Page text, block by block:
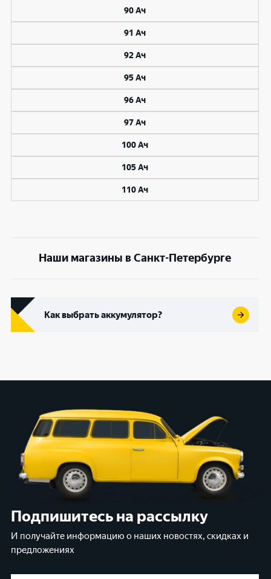
90 Ач
91 Ач
92 Ач
95 Ач
96 Ач
97 Ач
100 Ач
105 Ач
110 Ач
Наши магазины в Санкт-Петербурге
Как выбрать аккумулятор?
Подпишитесь на рассылку
И получайте информацию о наших новостях, скидках и
предложениях